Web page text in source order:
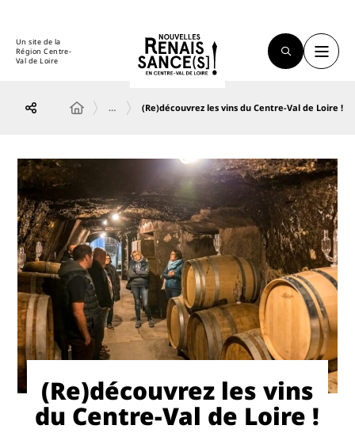
Un site de la
Région Centre-
Val de Loire
… (Re)découvrez les vins du Centre-Val de Loire !
(Re)découvrez les vins
du Centre-Val de Loire !